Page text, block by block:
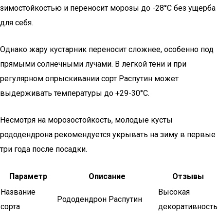
зимостойкостью и переносит морозы до -28°С без ущерба
для себя.
Однако жару кустарник переносит сложнее, особенно под
прямыми солнечными лучами. В легкой тени и при
регулярном опрыскивании сорт Распутин может
выдерживать температуры до +29-30°С.
Несмотря на морозостойкость, молодые кусты
рододендрона рекомендуется укрывать на зиму в первые
три года после посадки.
Параметр Описание
Отзывы
Название
сорта
Рододендрон Распутин
Высокая
декоративность